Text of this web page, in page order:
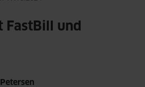
FastBill und